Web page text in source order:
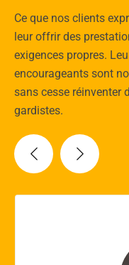
Ce que nos clients
leur offrir des
exigences propres.
encourageants sont
sans cesse réinventer
gardistes.